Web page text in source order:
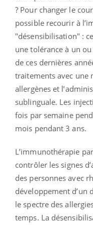
? Pour changer le
possible recourir à
"désensibilisation" :
une tolérance à un
de ces dernières
traitements avec une
allergènes et
sublinguale. Les
fois par semaine
mois pendant 3 ans.
L’immunothérapie
contrôler les signes
des personnes avec
développement d’un
le spectre des
temps. La